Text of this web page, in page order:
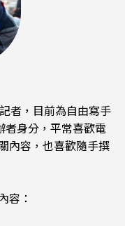
者，目前為自由寫手
身分，平常喜歡電
內容，也喜歡隨手撰
容：